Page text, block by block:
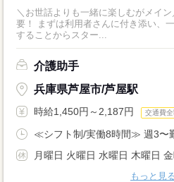
＼お世話よりも一緒に楽しむがメイ
要！ まずは利用者さんに付き添い、
することからスター...
介護助手
兵庫県芦屋市/芦屋駅
時給1,450円～2,187円 交通費
≪シフト制/実働8時間≫ 週3〜
月曜日 火曜日 水曜日 木曜日
もっと見